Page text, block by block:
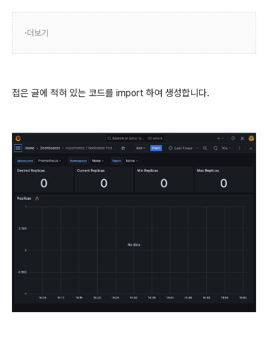
더보기
접은 글에 적혀 있는 코드를 import 하여 생성합니다.